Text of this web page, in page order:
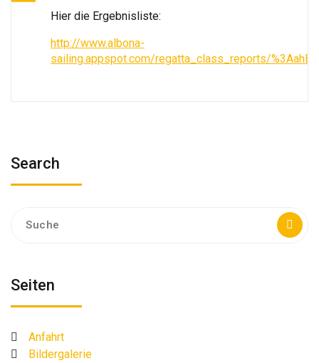
Hier die Ergebnisliste:
http://www.albona-
sailing.appspot.com/regatta_class_reports/
Search
nach:
Seiten
Anfahrt
Bildergalerie